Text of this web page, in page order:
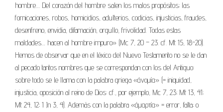
hombre… Del corazón del hombre salen los malos propósitos; las
fornicaciones, robos, homicidios, adulterios, codicias, injusticias, fraudes,
desenfreno, envidia, difamación, orgullo, frivolidad. Todas estas
maldades… hacen al hombre impuro» (Mc 7, 20 – 23. cf. Mt 15, 18-20).
Hemos de observar que en el léxico del Nuevo Testamento no se le dan
al pecado tantos nombres que se correspondan con los del Antiguo:
sobre todo se le llama con la palabra griega «άνομία» (= iniquidad,
injusticia, oposición al reino de Dios: cf., por ejemplo, Mc 7, 23; Mt 13, 41;
Mt 24, 12; 1 Jn 3, 4). Además con la palabra «άμαρτία» = error, falta; o